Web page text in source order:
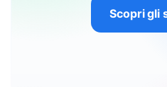
Scopri gli